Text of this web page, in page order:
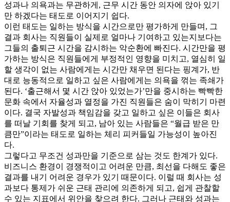
성과나 의욕과는 무관하게, 근무 시간 동안 의자에 앉아 있기
만 하겠다는 태도로 이어지기 쉽다.
이런 태도는 일하는 방식을 시간으로만 평가하게 만들며, 그
결과 회사는 직원들이 실제로 얼마나 기여하고 있는지보다는
그들의 출퇴근 시간을 감시하는 악순환에 빠진다. 시간만을 평
가하는 방식은 직원들에게 부정적인 영향을 미치고, 열심히 일
할 생각이 없는 사람에게는 시간만 채우면 된다는 핑계가, 반
대로 능동적으로 일하고 싶은 사람에게는 의욕을 꺾는 족쇄가
된다. ‘출근해서 몇 시간 앉아 있었는가’만을 중시하는 빡빡한
문화 속에서 자율성과 열정을 가진 직원들은 숨이 막히기 마련
이다. 결국 자발성과 책임감을 갖고 일하고 싶은 이들은 회사
를 떠날 기회를 찾게 되고, 남아 있는 사람들은 “월급 받은 만
큼만”이라는 태도로 일하는 체리 피커들일 가능성이 높아진
다.
그렇다고 무조건 성과만을 기준으로 삼는 것도 한계가 있다.
비즈니스 환경이 경쟁적이고 어려운 만큼, 최선을 다해도 좋은
결과를 내기 어려운 경우가 있기 때문이다. 이럴 때 회사는 성
과보다 통제가 쉬운 근태 관리에 의존하게 되고, 쉽게 관찰할
수 있는 지표에서 위안을 찾으려 한다. 그러나 근태와 성과는